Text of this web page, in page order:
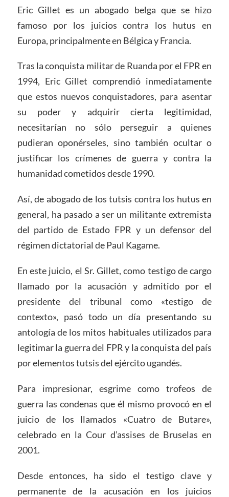
Eric Gillet es un abogado belga que se hizo
famoso por los juicios contra los hutus en
Europa, principalmente en Bélgica y Francia.
Tras la conquista militar de Ruanda por el FPR en
1994, Eric Gillet comprendió inmediatamente
que estos nuevos conquistadores, para asentar
su poder y adquirir cierta legitimidad,
necesitarían no sólo perseguir a quienes
pudieran oponérseles, sino también ocultar o
justificar los crímenes de guerra y contra la
humanidad cometidos desde 1990.
Así, de abogado de los tutsis contra los hutus en
general, ha pasado a ser un militante extremista
del partido de Estado FPR y un defensor del
régimen dictatorial de Paul Kagame.
En este juicio, el Sr. Gillet, como testigo de cargo
llamado por la acusación y admitido por el
presidente del tribunal como «testigo de
contexto», pasó todo un día presentando su
antología de los mitos habituales utilizados para
legitimar la guerra del FPR y la conquista del país
por elementos tutsis del ejército ugandés.
Para impresionar, esgrime como trofeos de
guerra las condenas que él mismo provocó en el
juicio de los llamados «Cuatro de Butare»,
celebrado en la Cour d’assises de Bruselas en
2001.
Desde entonces, ha sido el testigo clave y
permanente de la acusación en los juicios